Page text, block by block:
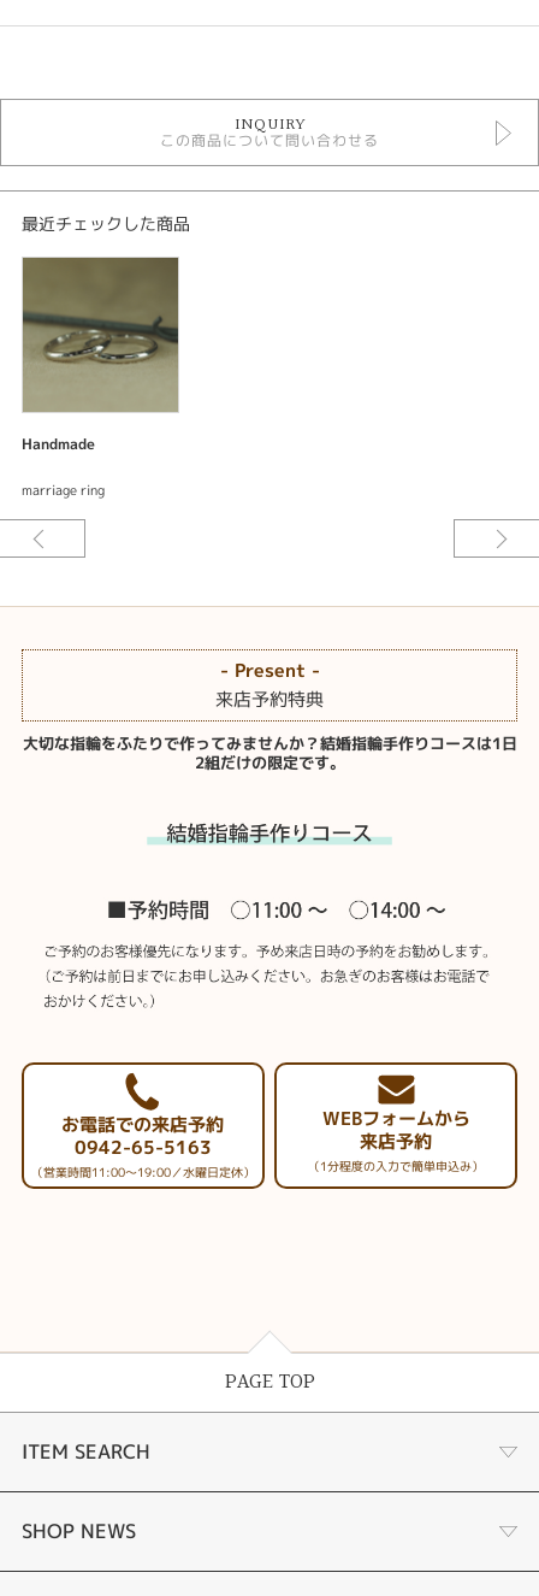
手作り結婚指輪
メンズ
結婚指輪手作りコース
ブライダル 結婚指輪
ベースデザイン：手作り カドマル
素材：プラチナ900
加工：鏡面仕上げ
結婚指輪
ベースデザイン：手作り カドマル
作ったその日に着けれる〈手作り結婚指輪コース〉はおふたりでプラチナ素
材を切って、曲げて、溶かして、仕上げて、作っていただきます。
ふたり同じ素材で同じ幅、同じデザインで作っていただいた指輪。想いがた
INQUIRY
この商品について問い合わせる
最近チェックした商品
Handmade
marriage ring
- Present -
来店予約特典
大切な指輪をふたりで作ってみませんか？結婚指輪手作りコースは1日
2組だけの限定です。
お電話での来店予約
0942-65-5163
（営業時間11:00～19:00／水曜日定休）
WEBフォームから
来店予約
（1分程度の入力で簡単申込み）
PAGE TOP
ITEM SEARCH
婚約指輪
SHOP NEWS